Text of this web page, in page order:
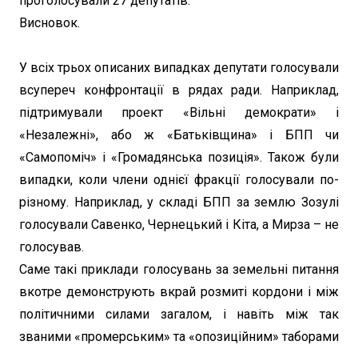
Висновок.
У всіх трьох описаних випадках депутати голосували
всупереч конфронтації в рядах ради. Наприклад,
підтримували проект «Вільні демократи» і
«Незалежні», або ж «Батьківщина» і БПП чи
«Самопоміч» і «Громадянська позиція». Також були
випадки, коли члени однієї фракції голосували по-
різному. Наприклад, у складі БПП за землю Зозулі
голосували Савенко, Чернецький і Кіта, а Мирза – не
голосував.
Саме такі приклади голосувань за земельні питання
вкотре демонструють вкрай розмиті кордони і між
політичними силами загалом, і навіть між так
званими «промерським» та «опозиційним» таборами